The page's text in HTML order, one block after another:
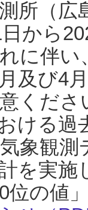
所（
から
に伴い
及び4
くだ
ける過
気象観
を実
位の値